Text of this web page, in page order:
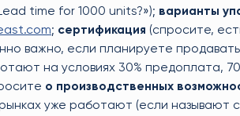
time for 1000 units?»); варианты
; сертификация (спросите,
важно, если планируете
на условиях 30% предоплата,
о производственных
рынках уже работают (если называют